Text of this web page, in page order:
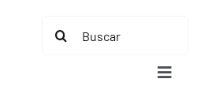
Buscar:
Toggle